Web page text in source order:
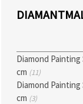
Diamond Painting
cm (11)
Diamond Painting
cm (3)